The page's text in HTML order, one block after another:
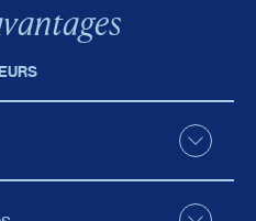
de rémunération